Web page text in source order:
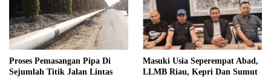
Proses Pemasangan Pipa Di
Sejumlah Titik Jalan Lintas
Masuki Usia Seperempat Abad,
LLMB Riau, Kepri Dan Sumut